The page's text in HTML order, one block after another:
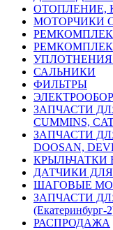
ОТОПЛЕНИЕ,
МОТОРЧИКИ
САЛЬНИКИ
ФИЛЬТРЫ
ЗАПЧАСТИ
CUMMINS,
ЗАПЧАСТИ
DOOSAN,
КРЫЛЬЧАТКИ
ДАТЧИКИ
ШАГОВЫЕ
ЗАПЧАСТИ
(Екатеринбург-
РАСПРОДАЖА